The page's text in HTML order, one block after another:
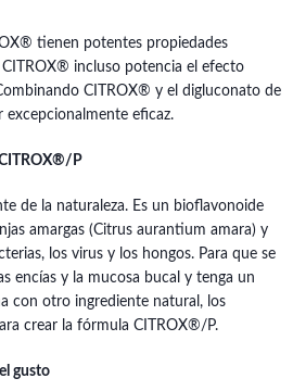
tienen potentes propiedades
incluso potencia el efecto
CITROX® y el digluconato de
excepcionalmente eficaz.
P
de la naturaleza. Es un bioflavonoide
amargas (Citrus aurantium amara) y
los virus y los hongos. Para que se
encías y la mucosa bucal y tenga un
con otro ingrediente natural, los
crear la fórmula CITROX®/P.
gusto